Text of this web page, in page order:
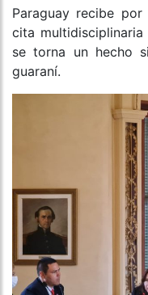
Paraguay recibe
cita
se torna un hecho
guaraní.